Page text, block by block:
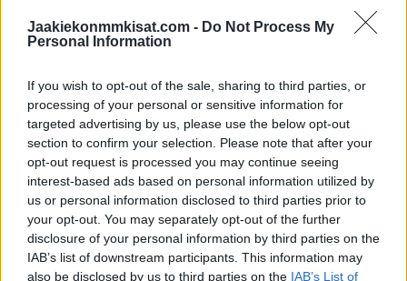
Jaakiekonmmkisat.com - Do Not Process My
Personal Information
If you wish to opt-out of the sale, sharing to third parties, or
processing of your personal or sensitive information for
targeted advertising by us, please use the below opt-out
section to confirm your selection. Please note that after your
opt-out request is processed you may continue seeing
interest-based ads based on personal information utilized by
us or personal information disclosed to third parties prior to
your opt-out. You may separately opt-out of the further
disclosure of your personal information by third parties on the
IAB’s list of downstream participants. This information may
also be disclosed by us to third parties on the IAB’s List of
seurajohto on kiinnittänyt järjestäen kaikki lupaukset pitkillä
ja massiivisilla sopimuksilla nopeaan tahtiin.